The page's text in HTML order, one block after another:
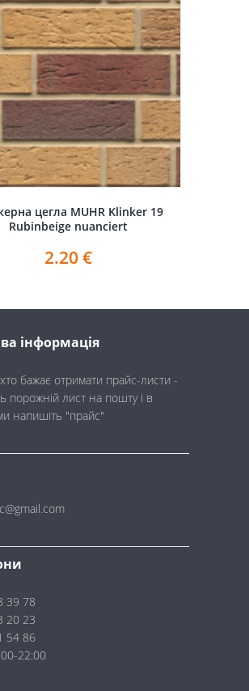
цегла MUHR Klinker 19
Rubinbeige nuanciert
2.20 €
інформація
бажає отримати прайс-листи -
порожній лист на пошту і в
напишіть "прайс"
39 78
20 23
54 86
22:00